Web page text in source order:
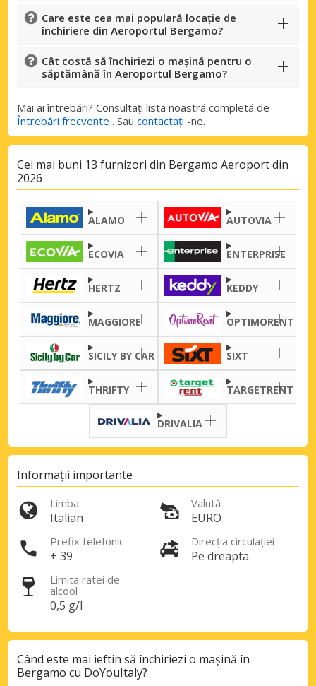
Economii de top
Accesați ofertele exclusive ale
furnizorilor noștri
Autentificare cu eLink
Care este cea mai populară locație de
închiriere din Aeroportul Bergamo?
Cât costă să închiriezi o mașină pentru o
săptămână în Aeroportul Bergamo?
Mai ai întrebări? Consultați lista noastră completă de
Întrebări frecvente . Sau contactați -ne.
Cei mai buni 13 furnizori din Bergamo Aeroport din
2026
ALAMO AUTOVIA
ECOVIA ENTERPRISE
HERTZ KEDDY
MAGGIORE OPTIMORENT
SICILY BY CAR SIXT
THRIFTY TARGETRENT
DRIVALIA
Informații importante
Limba
Italian
Valută
EURO
Prefix telefonic
+ 39
Direcția circulației
Pe dreapta
Limita ratei de
alcool
0,5 g/l
Când este mai ieftin să închiriezi o mașină în
Bergamo cu DoYouItaly?